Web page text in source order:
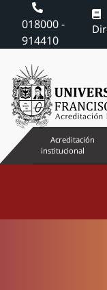
018000 -
914410
Acreditación
institucional